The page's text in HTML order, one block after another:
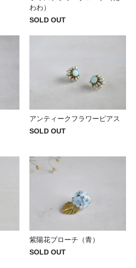
わわ）
SOLD OUT
アンティークフラワーピアス
SOLD OUT
紫陽花ブローチ（青）
SOLD OUT